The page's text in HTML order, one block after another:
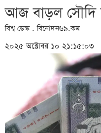
আজ বাড়ল সৌদি
বিশ্ব ডেস্ক . বিনোদন৬৯.কম
২০২৫ অক্টোবর ১০ ২১:১৫:০৩